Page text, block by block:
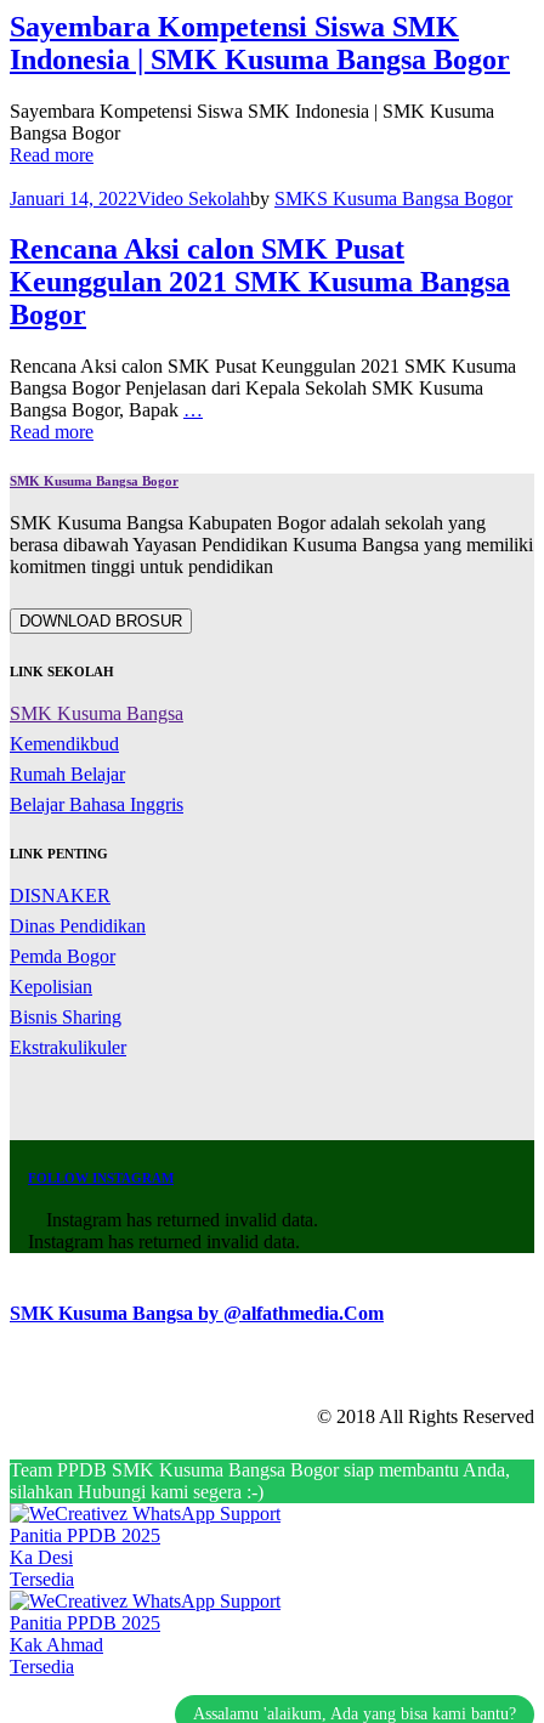
Sayembara Kompetensi Siswa SMK
Indonesia | SMK Kusuma Bangsa Bogor
Sayembara Kompetensi Siswa SMK Indonesia | SMK Kusuma
Bangsa Bogor
Read more
Januari 14, 2022Video Sekolahby SMKS Kusuma Bangsa Bogor
Rencana Aksi calon SMK Pusat
Keunggulan 2021 SMK Kusuma Bangsa
Bogor
Rencana Aksi calon SMK Pusat Keunggulan 2021 SMK Kusuma
Bangsa Bogor Penjelasan dari Kepala Sekolah SMK Kusuma
Bangsa Bogor, Bapak …
Read more
SMK Kusuma Bangsa Bogor
SMK Kusuma Bangsa Kabupaten Bogor adalah sekolah yang
berasa dibawah Yayasan Pendidikan Kusuma Bangsa yang memiliki
komitmen tinggi untuk pendidikan
DOWNLOAD BROSUR
LINK SEKOLAH
SMK Kusuma Bangsa
Kemendikbud
Rumah Belajar
Belajar Bahasa Inggris
LINK PENTING
DISNAKER
Dinas Pendidikan
Pemda Bogor
Kepolisian
Bisnis Sharing
Ekstrakulikuler
FOLLOW INSTAGRAM
Instagram has returned invalid data.
Instagram has returned invalid data.
SMK Kusuma Bangsa by @alfathmedia.Com
© 2018 All Rights Reserved
Team PPDB SMK Kusuma Bangsa Bogor siap membantu Anda,
silahkan Hubungi kami segera :-)
Panitia PPDB 2025
Ka Desi
Tersedia
Panitia PPDB 2025
Kak Ahmad
Tersedia
Assalamu 'alaikum, Ada yang bisa kami bantu?